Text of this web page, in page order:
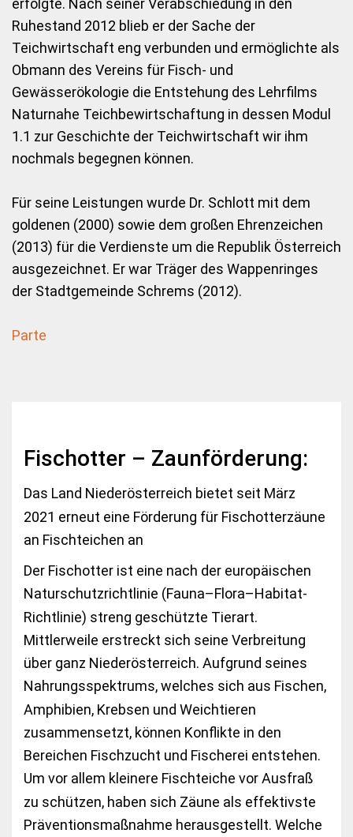
erfolgte. Nach seiner Verabschiedung in den
Ruhestand 2012 blieb er der Sache der
Teichwirtschaft eng verbunden und ermöglichte als
Obmann des Vereins für Fisch- und
Gewässerökologie die Entstehung des Lehrfilms
Naturnahe Teichbewirtschaftung in dessen Modul
1.1 zur Geschichte der Teichwirtschaft wir ihm
nochmals begegnen können.
Für seine Leistungen wurde Dr. Schlott mit dem
goldenen (2000) sowie dem großen Ehrenzeichen
(2013) für die Verdienste um die Republik Österreich
ausgezeichnet. Er war Träger des Wappenringes
der Stadtgemeinde Schrems (2012).
Parte
Fischotter – Zaunförderung:
Das Land Niederösterreich bietet seit März
2021 erneut eine Förderung für Fischotterzäune
an Fischteichen an
Der Fischotter ist eine nach der europäischen
Naturschutzrichtlinie (Fauna–Flora–Habitat-
Richtlinie) streng geschützte Tierart.
Mittlerweile erstreckt sich seine Verbreitung
über ganz Niederösterreich. Aufgrund seines
Nahrungsspektrums, welches sich aus Fischen,
Amphibien, Krebsen und Weichtieren
zusammensetzt, können Konflikte in den
Bereichen Fischzucht und Fischerei entstehen.
Um vor allem kleinere Fischteiche vor Ausfraß
zu schützen, haben sich Zäune als effektivste
Präventionsmaßnahme herausgestellt. Welche